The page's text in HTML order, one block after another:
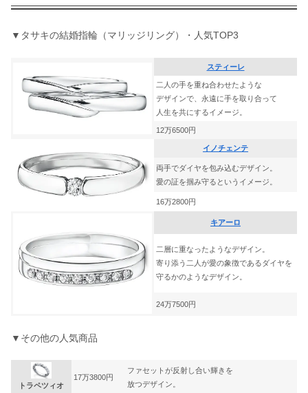
▼タサキの結婚指輪（マリッジリング）・人気TOP3​
スティーレ
二人の手を重ね合わせたような
デザインで、永遠に手を取り合って
人生を共にするイメージ。
12万6500円
イノチェンテ
両手でダイヤを包み込むデザイン。
愛の証を掴み守るというイメージ。
16万2800円
キアーロ
二層に重なったようなデザイン。
寄り添う二人が愛の象徴であるダイヤを
守るかのようなデザイン。
24万7500円
▼その他の人気商品
トラペツィオ
17万3800円
ファセットが反射し合い輝きを
放つデザイン。